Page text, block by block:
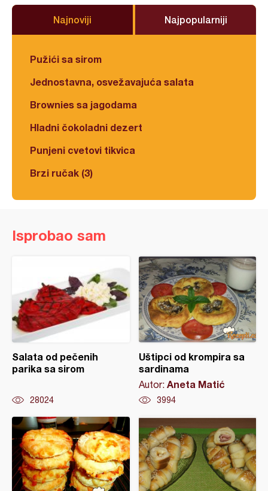
Najnoviji Najpopularniji
Pužići sa sirom
Jednostavna, osvežavajuća salata
Brownies sa jagodama
Hladni čokoladni dezert
Punjeni cvetovi tikvica
Brzi ručak (3)
Isprobao sam
Salata od pečenih
parika sa sirom
28024
Uštipci od krompira sa
sardinama
Autor: Aneta Matić
3994